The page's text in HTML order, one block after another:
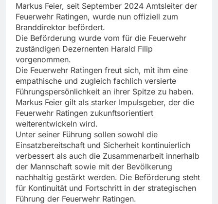
Markus Feier, seit September 2024 Amtsleiter der
Feuerwehr Ratingen, wurde nun offiziell zum
Branddirektor befördert.
Die Beförderung wurde vom für die Feuerwehr
zuständigen Dezernenten Harald Filip
vorgenommen.
Die Feuerwehr Ratingen freut sich, mit ihm eine
empathische und zugleich fachlich versierte
Führungspersönlichkeit an ihrer Spitze zu haben.
Markus Feier gilt als starker Impulsgeber, der die
Feuerwehr Ratingen zukunftsorientiert
weiterentwickeln wird.
Unter seiner Führung sollen sowohl die
Einsatzbereitschaft und Sicherheit kontinuierlich
verbessert als auch die Zusammenarbeit innerhalb
der Mannschaft sowie mit der Bevölkerung
nachhaltig gestärkt werden. Die Beförderung steht
für Kontinuität und Fortschritt in der strategischen
Führung der Feuerwehr Ratingen.